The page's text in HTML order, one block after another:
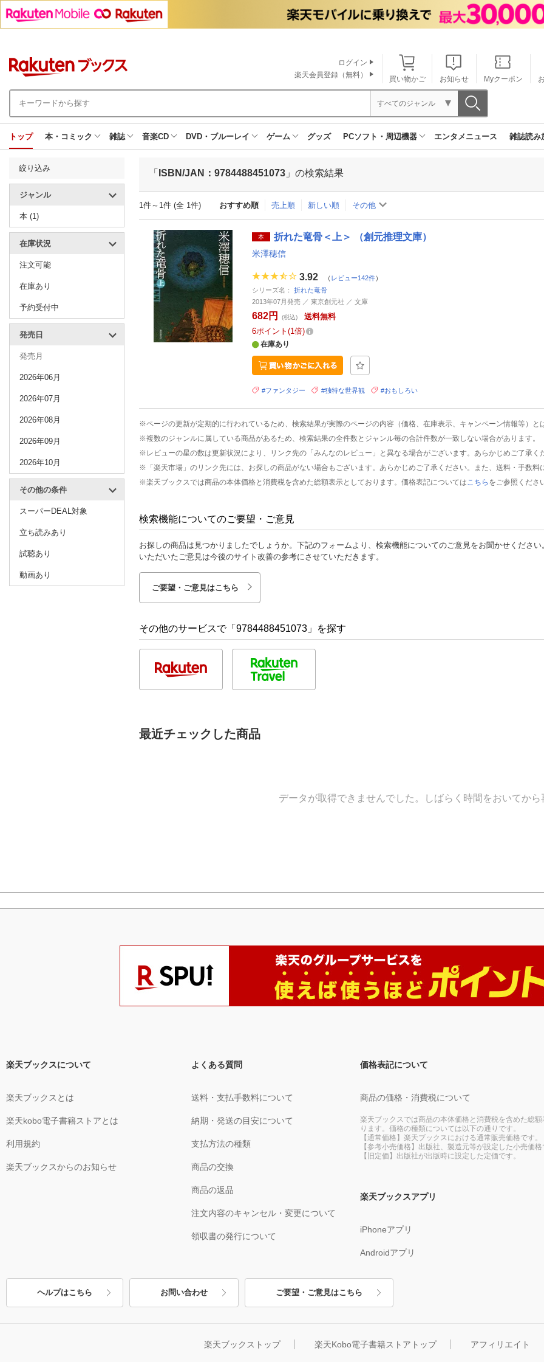
買い物かご お知らせ Myクーポン
ログイン
楽天会員登録（無料）
すべてのジャンル
トップ 本・コミック 雑誌 音楽CD DVD・ブルーレイ ゲーム グッズ PCソフト・周辺機器 エンタメニュース 雑誌読み
絞り込み
ジャンル
本 (1)
在庫状況
注文可能
在庫あり
予約受付中
発売日
発売月
2026年06月
2026年07月
2026年08月
2026年09月
2026年10月
その他の条件
スーパーDEAL対象
立ち読みあり
試聴あり
動画あり
「 ISBN/JAN：9784488451073 」の検索結果
1件～1件 (全 1件) おすすめ順 売上順 新しい順 その他
本 折れた竜骨＜上＞ （創元推理文庫）
米澤穂信
3.92 （ レビュー142件）
シリーズ名： 折れた竜骨
2013年07月発売 ／ 東京創元社 ／ 文庫
682円 (税込)
送料無料
6ポイント 1倍
在庫あり
#ファンタジー #独特な世界観 #おもしろい
※ページの更新が定期的に行われているため、検索結果が実際のページの内容（価格、在庫表示、キャンペーン情報等）と
※複数のジャンルに属している商品があるため、検索結果の全件数とジャンル毎の合計件数が一致しない場合があります。
※レビューの星の数は更新状況により、リンク先の「みんなのレビュー」と異なる場合がございます。あらかじめご了承く
※「楽天市場」のリンク先には、お探しの商品がない場合もございます。あらかじめご了承ください。また、送料・手数料
※楽天ブックスでは商品の本体価格と消費税を含めた総額表示としております。価格表記については こちら をご参照くださ
検索機能についてのご要望・ご意見
お探しの商品は見つかりましたでしょうか。下記のフォームより、検索機能についてのご意見をお聞かせください
いただいたご意見は今後のサイト改善の参考にさせていただきます。
ご要望・ご意見はこちら
その他のサービスで「9784488451073」を探す
最近チェックした商品
データが取得できませんでした。しばらく時間をおいてから
楽天ブックスについて
楽天ブックスとは
楽天kobo電子書籍ストアとは
利用規約
楽天ブックスからのお知らせ
よくある質問
送料・支払手数料について
納期・発送の目安について
支払方法の種類
商品の交換
商品の返品
注文内容のキャンセル・変更について
領収書の発行について
価格表記について
商品の価格・消費税について
楽天ブックスでは商品の本体価格と消費税を含めた総額
ります。価格の種類については以下の通りです。
【通常価格】楽天ブックスにおける通常販売価格です。
【参考小売価格】出版社、製造元等が設定した小売価格
【旧定価】出版社が出版時に設定した定価です。
楽天ブックスアプリ
iPhoneアプリ
Androidアプリ
ヘルプはこちら お問い合わせ ご要望・ご意見はこちら
楽天ブックストップ 楽天Kobo電子書籍ストアトップ アフィリエイト